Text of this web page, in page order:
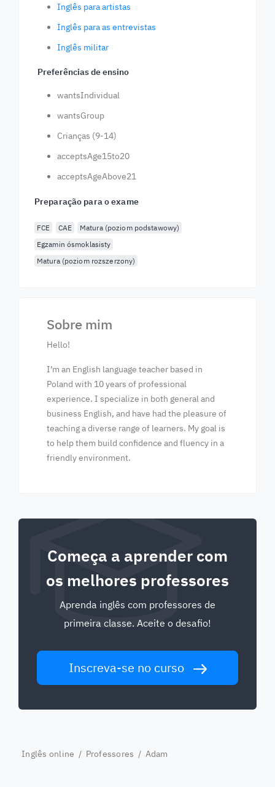
Inglês para artistas
Inglês para as entrevistas
Inglês militar
Preferências de ensino
wantsIndividual
wantsGroup
Crianças (9-14)
acceptsAge15to20
acceptsAgeAbove21
Preparação para o exame
FCE CAE
Matura (poziom podstawowy)
Egzamin ósmoklasisty
Matura (poziom rozszerzony)
Sobre mim
Hello!
I’m an English language teacher based in
Poland with 10 years of professional
experience. I specialize in both general and
business English, and have had the pleasure of
teaching a diverse range of learners. My goal is
to help them build confidence and fluency in a
friendly environment.
Começa a aprender com
os melhores professores
Aprenda inglês com professores de
primeira classe. Aceite o desafio!
Inscreva-se no curso
Inglês online / Professores / Adam